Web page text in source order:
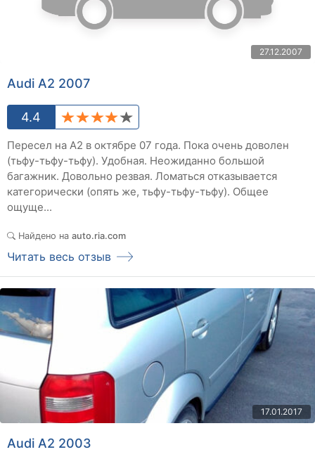
27.12.2007
Audi A2 2007
4.4
Пересел на А2 в октябре 07 года. Пока очень доволен
(тьфу-тьфу-тьфу). Удобная. Неожиданно большой
багажник. Довольно резвая. Ломаться отказывается
категорически (опять же, тьфу-тьфу-тьфу). Общее
ощуще...
Найдено на auto.ria.com
Читать весь отзыв
17.01.2017
Audi A2 2003